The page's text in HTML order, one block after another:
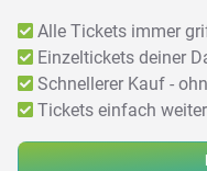
Alle Tickets immer
Einzeltickets deiner
Schnellerer Kauf -
Tickets einfach